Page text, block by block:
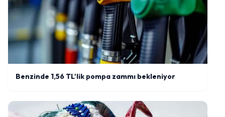
Benzinde 1,56 TL'lik pompa zammı bekleniyor